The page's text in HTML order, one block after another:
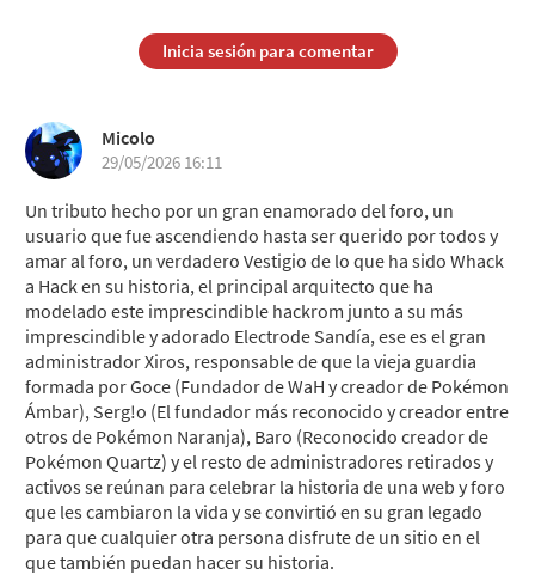
Inicia sesión para comentar
Micolo
29/05/2026 16:11
Un tributo hecho por un gran enamorado del foro, un
usuario que fue ascendiendo hasta ser querido por todos y
amar al foro, un verdadero Vestigio de lo que ha sido Whack
a Hack en su historia, el principal arquitecto que ha
modelado este imprescindible hackrom junto a su más
imprescindible y adorado Electrode Sandía, ese es el gran
administrador Xiros, responsable de que la vieja guardia
formada por Goce (Fundador de WaH y creador de Pokémon
Ámbar), Serg!o (El fundador más reconocido y creador entre
otros de Pokémon Naranja), Baro (Reconocido creador de
Pokémon Quartz) y el resto de administradores retirados y
activos se reúnan para celebrar la historia de una web y foro
que les cambiaron la vida y se convirtió en su gran legado
para que cualquier otra persona disfrute de un sitio en el
que también puedan hacer su historia.